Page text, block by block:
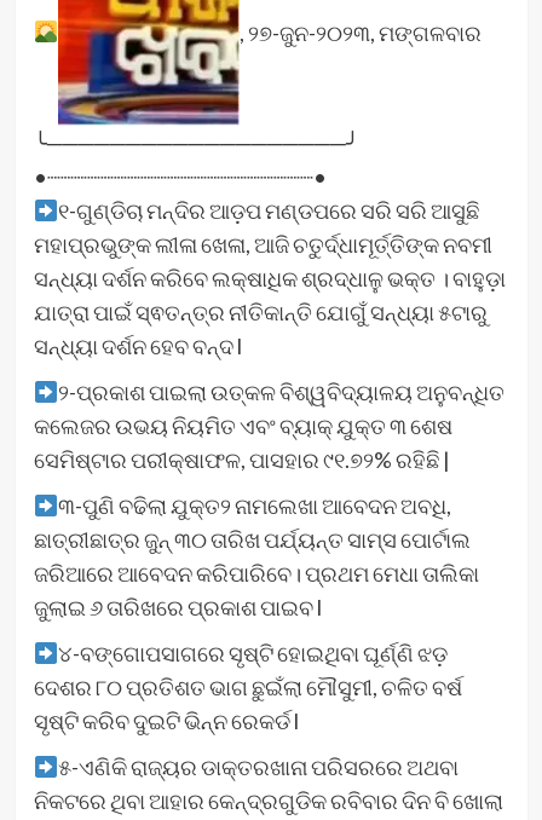
, ୨୭-ଜୁନ-୨୦୨୩, ମଙ୍ଗଳବାର
╰───────────────────╯
•┈┈┈┈┈┈┈┈┈┈┈┈┈┈┈┈┈┈┈┈•
୧-ଗୁଣ୍ଡିଚା ମନ୍ଦିର ଆଡ଼ପ ମଣ୍ଡପରେ ସରି ସରି ଆସୁଛି
ମହାପ୍ରଭୁଙ୍କ ଲୀଳା ଖେଳା, ଆଜି ଚତୁର୍ଦ୍ଧାମୂର୍ତ୍ତିଙ୍କ ନବମୀ
ସନ୍ଧ୍ୟା ଦର୍ଶନ କରିବେ ଲକ୍ଷାଧିକ ଶ୍ରଦ୍ଧାଳୁ ଭକ୍ତ । ବାହୁଡ଼ା
ଯାତ୍ରା ପାଇଁ ସ୍ଵତନ୍ତ୍ର ନୀତିକାନ୍ତି ଯୋଗୁଁ ସନ୍ଧ୍ୟା ୫ଟାରୁ
ସନ୍ଧ୍ୟା ଦର୍ଶନ ହେବ ବନ୍ଦ l
୨-ପ୍ରକାଶ ପାଇଲା ଉତ୍କଳ ବିଶ୍ୱବିଦ୍ୟାଳୟ ଅନୁବନ୍ଧିତ
କଲେଜର ଉଭୟ ନିୟମିତ ଏବଂ ବ୍ୟାକ୍ ଯୁକ୍ତ ୩ ଶେଷ
ସେମିଷ୍ଟାର ପରୀକ୍ଷାଫଳ, ପାସହାର ୯୧.୭୨% ରହିଛି |
୩-ପୁଣି ବଢିଲା ଯୁକ୍ତ୨ ନାମଲେଖା ଆବେଦନ ଅବଧି,
ଛାତ୍ରୀଛାତ୍ର ଜୁନ୍‌ ୩୦ ତାରିଖ ପର୍ଯ୍ୟନ୍ତ ସାମ୍‌ସ ପୋର୍ଟାଲ
ଜରିଆରେ ଆବେଦନ କରିପାରିବେ। ପ୍ରଥମ ମେଧା ତାଲିକା
ଜୁଲାଇ ୬ ତାରିଖରେ ପ୍ରକାଶ ପାଇବ l
୪-ବଙ୍ଗୋପସାଗରେ ସୃଷ୍ଟି ହୋଇଥିବା ଘୂର୍ଣ୍ଣି ଝଡ଼
ଦେଶର ୮୦ ପ୍ରତିଶତ ଭାଗ ଛୁଇଁଲା ମୌସୁମୀ, ଚଳିତ ବର୍ଷ
ସୃଷ୍ଟି କରିବ ଦୁଇଟି ଭିନ୍ନ ରେକର୍ଡ l
୫-ଏଣିକି ରାଜ୍ୟର ଡାକ୍ତରଖାନା ପରିସରରେ ଅଥବା
ନିକଟରେ ଥିବା ଆହାର କେନ୍ଦ୍ରଗୁଡିକ ରବିବାର ଦିନ ବି ଖୋଲା